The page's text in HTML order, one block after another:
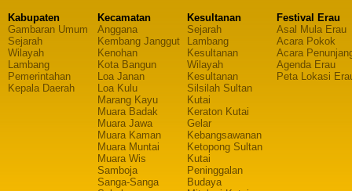
Kabupaten
Gambaran Umum
Sejarah
Wilayah
Lambang
Pemerintahan
Kepala Daerah
Kecamatan
Anggana
Kembang Janggut
Kenohan
Kota Bangun
Loa Janan
Loa Kulu
Marang Kayu
Muara Badak
Muara Jawa
Muara Kaman
Muara Muntai
Muara Wis
Samboja
Sanga-Sanga
Kesultanan
Sejarah
Lambang
Kesultanan
Wilayah
Kesultanan
Silsilah Sultan
Kutai
Keraton Kutai
Gelar
Kebangsawanan
Ketopong Sultan
Kutai
Peninggalan
Budaya
Festival Erau
Asal Mula Erau
Acara Pokok
Acara
Agenda Erau
Peta Lokasi